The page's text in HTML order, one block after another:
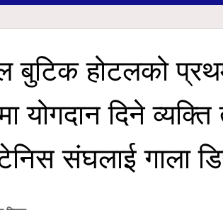
होटलको प्रथम
योगदान दिने
संघलाई गाला